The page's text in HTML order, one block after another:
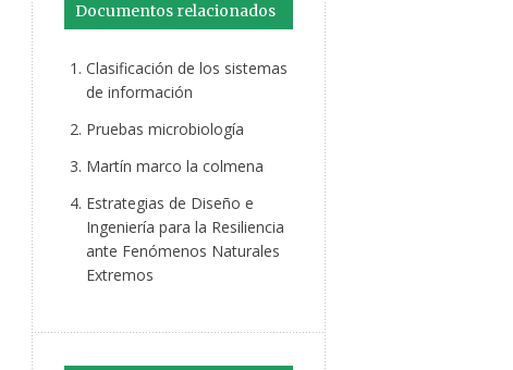
Documentos relacionados
Clasificación de los sistemas
de información
Pruebas microbiología
Martín marco la colmena
Estrategias de Diseño e
Ingeniería para la Resiliencia
ante Fenómenos Naturales
Extremos